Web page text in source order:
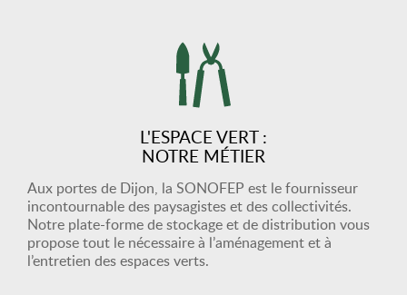
L'ESPACE VERT :
NOTRE MÉTIER
Aux portes de Dijon, la SONOFEP est le fournisseur
incontournable des paysagistes et des collectivités.
Notre plate-forme de stockage et de distribution vous
propose tout le nécessaire à l’aménagement et à
l’entretien des espaces verts.